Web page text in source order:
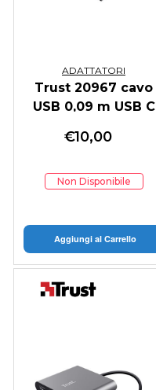
ADATTATORI
Trust 20967 cavo
USB 0,09 m USB C
€10,00
Non Disponibile
Aggiungi al Carrello